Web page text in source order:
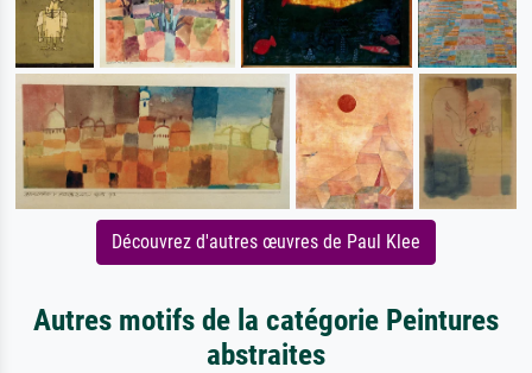
Découvrez d'autres œuvres de Paul Klee
Autres motifs de la catégorie Peintures
abstraites